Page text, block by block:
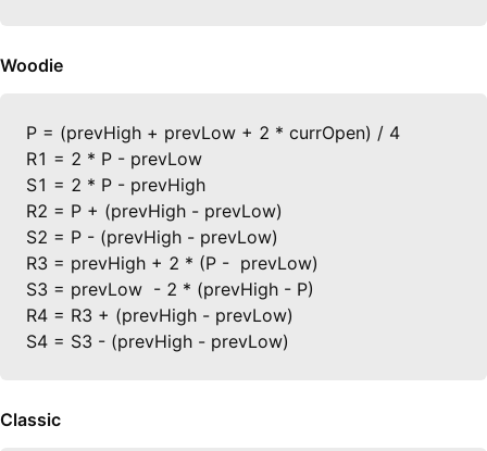
Woodie
P = (prevHigh + prevLow + 2 * currOpen) / 4
R1 = 2 * P - prevLow
S1 = 2 * P - prevHigh
R2 = P + (prevHigh - prevLow)
S2 = P - (prevHigh - prevLow)
R3 = prevHigh + 2 * (P -  prevLow)
S3 = prevLow  - 2 * (prevHigh - P)
R4 = R3 + (prevHigh - prevLow)
S4 = S3 - (prevHigh - prevLow)
Classic